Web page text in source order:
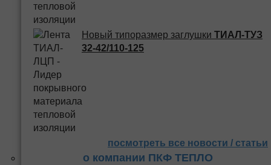
Новый типоразмер заглушки ТИАЛ-ТУЗ
32-42/110-125
посмотреть все новости / статьи
о компании ПКФ ТЕПЛО